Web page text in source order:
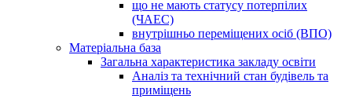
що не мають статусу потерпілих
(ЧАЕС)
внутрішньо переміщених осіб (ВПО)
Матеріальна база
Загальна характеристика закладу освіти
Аналіз та технічний стан будівель та
приміщень